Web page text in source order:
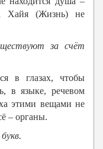
Хайя (Жизнь) не
за счёт
в глазах, чтобы
в языке, речевом
этими вещами не
– органы.